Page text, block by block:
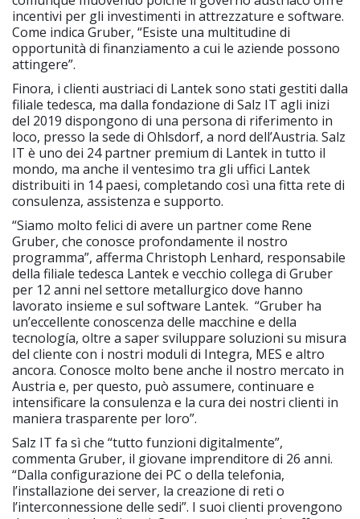
incentivi per gli investimenti in attrezzature e software.
Come indica Gruber, “Esiste una multitudine di
opportunità di finanziamento a cui le aziende possono
attingere”.
Finora, i clienti austriaci di Lantek sono stati gestiti dalla
filiale tedesca, ma dalla fondazione di Salz IT agli inizi
del 2019 dispongono di una persona di riferimento in
loco, presso la sede di Ohlsdorf, a nord dell’Austria. Salz
IT è uno dei 24 partner premium di Lantek in tutto il
mondo, ma anche il ventesimo tra gli uffici Lantek
distribuiti in 14 paesi, completando così una fitta rete di
consulenza, assistenza e supporto.
“Siamo molto felici di avere un partner come Rene
Gruber, che conosce profondamente il nostro
programma”, afferma Christoph Lenhard, responsabile
della filiale tedesca Lantek e vecchio collega di Gruber
per 12 anni nel settore metallurgico dove hanno
lavorato insieme e sul software Lantek. “Gruber ha
un’eccellente conoscenza delle macchine e della
tecnología, oltre a saper sviluppare soluzioni su misura
del cliente con i nostri moduli di Integra, MES e altro
ancora. Conosce molto bene anche il nostro mercato in
Austria e, per questo, può assumere, continuare e
intensificare la consulenza e la cura dei nostri clienti in
maniera trasparente per loro”.
Salz IT fa sì che “tutto funzioni digitalmente”,
commenta Gruber, il giovane imprenditore di 26 anni.
“Dalla configurazione dei PC o della telefonia,
l’installazione dei server, la creazione di reti o
l’interconnessione delle sedi”. I suoi clienti provengono